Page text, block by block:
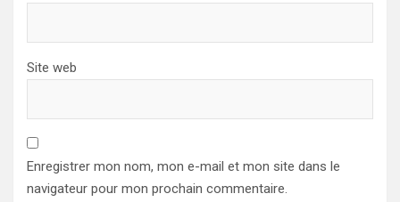
Site web
Enregistrer mon nom, mon e-mail et mon site dans le
navigateur pour mon prochain commentaire.